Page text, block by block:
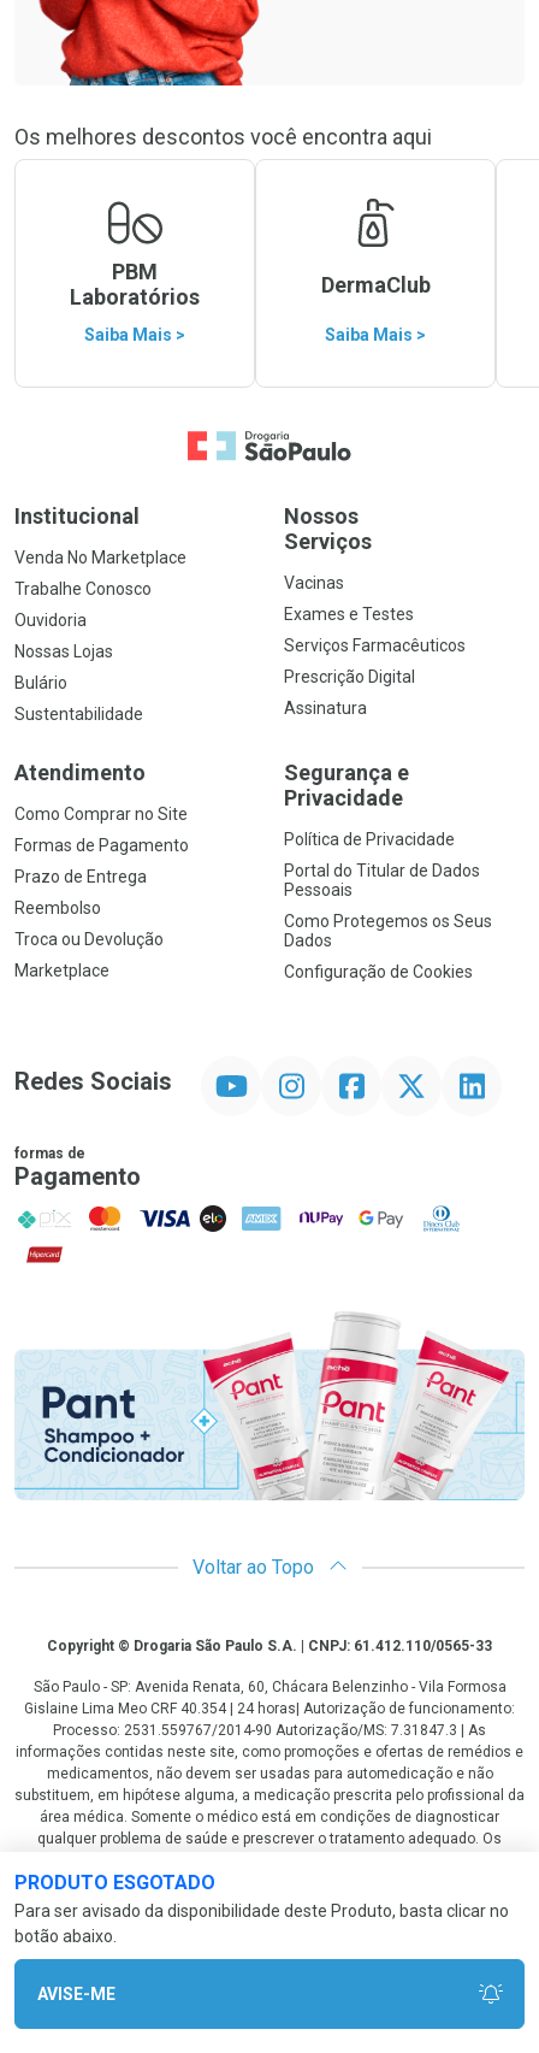
PRODUTO ESGOTADO
Para ser avisado da disponibilidade deste Produto, basta clicar no
botão abaixo.
AVISE-ME
Os melhores descontos você encontra aqui
PBM
Laboratórios
Saiba Mais >
DermaClub
Saiba Mais >
Ir para a Home
Institucional
Venda No Marketplace
Trabalhe Conosco
Ouvidoria
Nossas Lojas
Bulário
Sustentabilidade
Nossos
Serviços
Vacinas
Exames e Testes
Serviços Farmacêuticos
Prescrição Digital
Assinatura
Atendimento
Como Comprar no Site
Formas de Pagamento
Prazo de Entrega
Reembolso
Troca ou Devolução
Marketplace
Segurança e
Privacidade
Política de Privacidade
Portal do Titular de Dados
Pessoais
Como Protegemos os Seus
Dados
Configuração de Cookies
Redes Sociais InstagramFacebookTwitter Linkedin
formas de
Pagamento
PIX MasterCard
VISA ELO AMEX NuPay Google PayDiners Club
Hipercard
Promoção em Destaque
Voltar ao Topo
CopyrightCopyright © Drogaria São Paulo S.A. | CNPJ: 61.412.110/0565-33
São Paulo - SP: Avenida Renata, 60, Chácara Belenzinho - Vila Formosa
Gislaine Lima Meo CRF 40.354 | 24 horas| Autorização de funcionamento:
Processo: 2531.559767/2014-90 Autorização/MS: 7.31847.3 | As
informações contidas neste site, como promoções e ofertas de remédios e
medicamentos, não devem ser usadas para automedicação e não
substituem, em hipótese alguma, a medicação prescrita pelo profissional da
área médica. Somente o médico está em condições de diagnosticar
qualquer problema de saúde e prescrever o tratamento adequado. Os
fotos contidas em nosso site são meramente ilustrativas. *Preços e
disponibilidade sujeitos a alterações no decorrer do dia. Antibióticos e
antimicrobianos vendas apenas em lojas físicas ou televendas. Portaria nº
344 - 01/02/1999 - Ministério da Saúde. Horário de funcionamento Central
LGPD Aceite os Cookies